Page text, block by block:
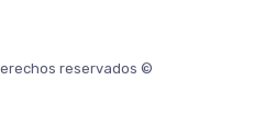
reservados ©